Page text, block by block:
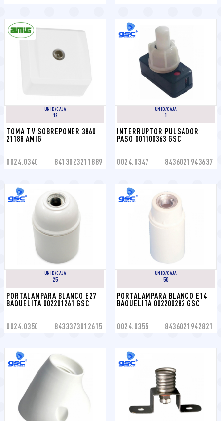
UNID/CAJA
12
TOMA TV SOBREPONER 3860
21188 AMIG
0024.0340 8413023211889
UNID/CAJA
1
INTERRUPTOR PULSADOR
PASO 001100363 GSC
0024.0347 8436021943637
UNID/CAJA
25
PORTALAMPARA BLANCO E27
BAQUELITA 002201261 GSC
0024.0350 8433373012615
UNID/CAJA
50
PORTALAMPARA BLANCO E14
BAQUELITA 002200282 GSC
0024.0355 8436021942821